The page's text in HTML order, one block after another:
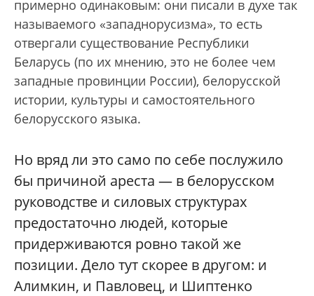
примерно одинаковым: они писали в духе так
называемого «западнорусизма», то есть
отвергали существование Республики
Беларусь (по их мнению, это не более чем
западные провинции России), белорусской
истории, культуры и самостоятельного
белорусского языка.
Но вряд ли это само по себе послужило
бы причиной ареста — в белорусском
руководстве и силовых структурах
предостаточно людей, которые
придерживаются ровно такой же
позиции. Дело тут скорее в другом: и
Алимкин, и Павловец, и Шиптенко